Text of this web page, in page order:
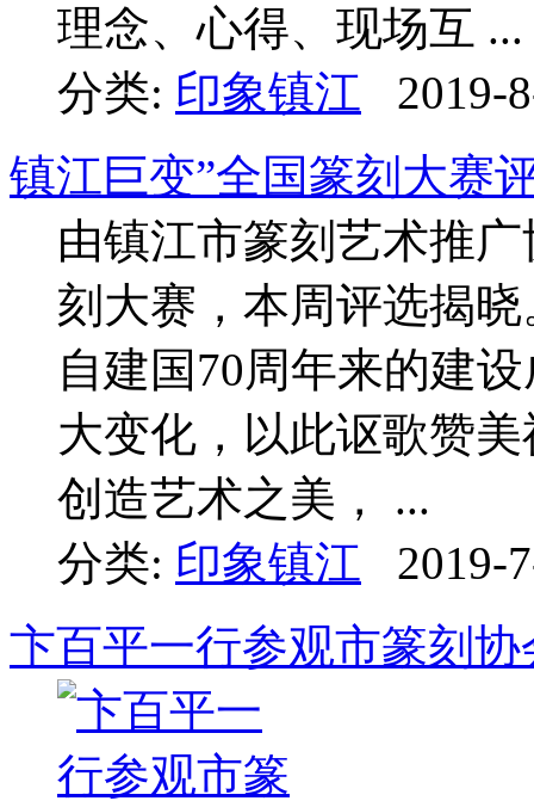
理念、心得、现场互 ...
分类: 印象镇江
2019-
镇江巨变”全国篆刻大赛
由镇江市篆刻艺术推
刻大赛，本周评选揭
自建国70周年来的建
大变化，以此讴歌赞
创造艺术之美， ...
分类: 印象镇江
2019-
卞百平一行参观市篆刻协